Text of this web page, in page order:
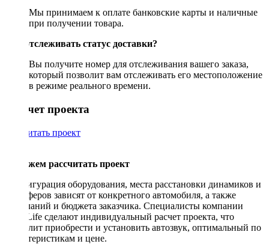
Мы принимаем к оплате банковские карты и наличные
при получении товара.
Как отслеживать статус доставки?
Вы получите номер для отслеживания вашего заказа,
который позволит вам отслеживать его местоположение
в режиме реального времени.
Рассчет проекта
Рассчитать проект
Поможем рассчитать проект
Конфигурация оборудования, места расстановки динамиков и
сабвуферов зависят от конкретного автомобиля, а также
пожеланий и бюджета заказчика. Специалисты компании
DriveLife сделают индивидуальный расчет проекта, что
позволит приобрести и установить автозвук, оптимальный по
характеристикам и цене.